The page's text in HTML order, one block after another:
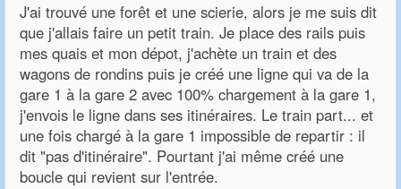
J'ai trouvé une forêt et une scierie, alors je me suis dit
que j'allais faire un petit train. Je place des rails puis
mes quais et mon dépot, j'achète un train et des
wagons de rondins puis je créé une ligne qui va de la
gare 1 à la gare 2 avec 100% chargement à la gare 1,
j'envois le ligne dans ses itinéraires. Le train part... et
une fois chargé à la gare 1 impossible de repartir : il
dit "pas d'itinéraire". Pourtant j'ai même créé une
boucle qui revient sur l'entrée.